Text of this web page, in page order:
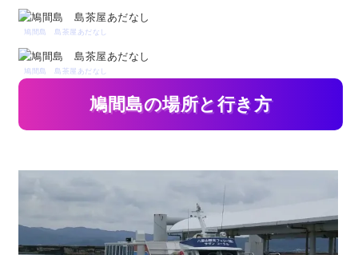
鳩間島 島茶屋あだなし
鳩間島 島茶屋あだなし
石垣島離島ターミナルから40分
鳩間島の場所と行き方